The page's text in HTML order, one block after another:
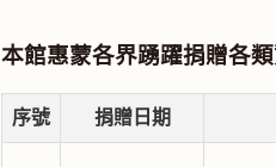
本館惠蒙各界踴躍捐贈各
序號 捐贈日期